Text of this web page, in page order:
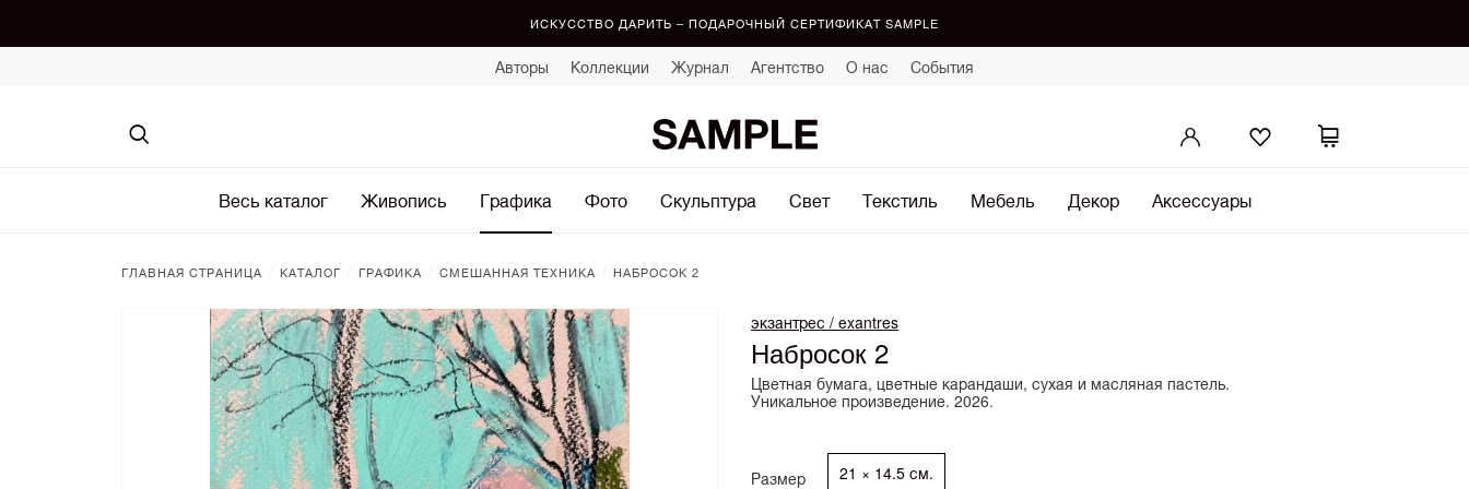
ИСКУССТВО ДАРИТЬ – ПОДАРОЧНЫЙ СЕРТИФИКАТ SAMPLE
Авторы Коллекции Журнал Агентство О нас События
Весь каталог Живопись Графика Фото Скульптура Свет Текстиль Мебель Декор Аксессуары
ГЛАВНАЯ СТРАНИЦА КАТАЛОГ ГРАФИКА СМЕШАННАЯ ТЕХНИКА НАБРОСОК 2
экзантрес / exantres
Набросок 2
Цветная бумага, цветные карандаши, сухая и масляная пастель.
Уникальное произведение. 2026.
Размер 21 × 14.5 см.